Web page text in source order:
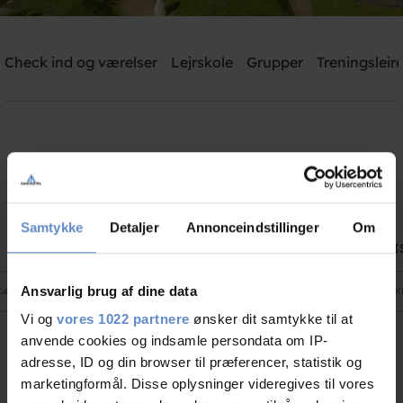
Samtykke Detaljer Annonceindstillinger Om
Ansvarlig brug af dine data
Vi og vores 1022 partnere ønsker dit samtykke til at
anvende cookies og indsamle persondata om IP-
adresse, ID og din browser til præferencer, statistik og
marketingformål. Disse oplysninger videregives til vores
Need help? Ring:+45 8686 9915 - Tast 2
Check ind og værelser Lejrskole Grupper
Danhostel Kjellerup priser
TIL
with bathroom One night 995,00
Address and contact info
Address